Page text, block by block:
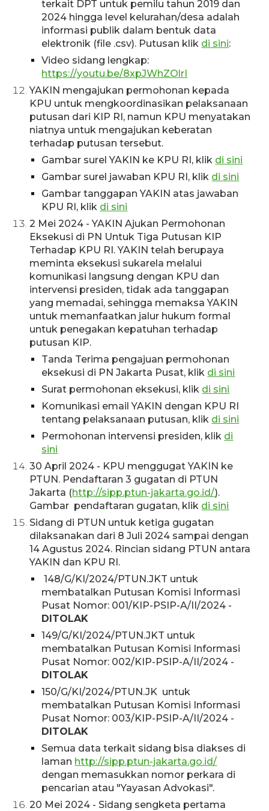
terkait DPT untuk pemilu tahun 2019 dan
2024 hingga level kelurahan/desa adalah
informasi publik dalam bentuk data
elektronik (file .csv). Putusan klik di sini:
Video sidang lengkap:
https://youtu.be/8xpJWhZOlrI
YAKIN mengajukan permohonan kepada
KPU untuk mengkoordinasikan pelaksanaan
putusan dari KIP RI, namun KPU menyatakan
niatnya untuk mengajukan keberatan
terhadap putusan tersebut.
Gambar surel YAKIN ke KPU RI, klik di sini
Gambar surel jawaban KPU RI, klik di sini
Gambar tanggapan YAKIN atas jawaban
KPU RI, klik di sini
2 Mei 2024 - YAKIN Ajukan Permohonan
Eksekusi di PN Untuk Tiga Putusan KIP
Terhadap KPU RI. YAKIN telah berupaya
meminta eksekusi sukarela melalui
komunikasi langsung dengan KPU dan
intervensi presiden, tidak ada tanggapan
yang memadai, sehingga memaksa YAKIN
untuk memanfaatkan jalur hukum formal
untuk penegakan kepatuhan terhadap
putusan KIP.
Tanda Terima pengajuan permohonan
eksekusi di PN Jakarta Pusat, klik di sini
Surat permohonan eksekusi, klik di sini
Komunikasi email YAKIN dengan KPU RI
tentang pelaksanaan putusan, klik di sini
Permohonan intervensi presiden, klik di
sini
30 April 2024 - KPU menggugat YAKIN ke
PTUN. Pendaftaran 3 gugatan di PTUN
Jakarta (http://sipp.ptun-jakarta.go.id/).
Gambar pendaftaran gugatan, klik di sini
Sidang di PTUN untuk ketiga gugatan
dilaksanakan dari 8 Juli 2024 sampai dengan
14 Agustus 2024. Rincian sidang PTUN antara
YAKIN dan KPU RI.
148/G/KI/2024/PTUN.JKT untuk
membatalkan Putusan Komisi Informasi
Pusat Nomor: 001/KIP-PSIP-A/II/2024 -
DITOLAK
149/G/KI/2024/PTUN.JKT untuk
membatalkan Putusan Komisi Informasi
Pusat Nomor: 002/KIP-PSIP-A/II/2024 -
DITOLAK
150/G/KI/2024/PTUN.JK untuk
membatalkan Putusan Komisi Informasi
Pusat Nomor: 003/KIP-PSIP-A/II/2024 -
DITOLAK
Semua data terkait sidang bisa diakses di
laman http://sipp.ptun-jakarta.go.id/
dengan memasukkan nomor perkara di
pencarian atau "Yayasan Advokasi".
20 Mei 2024 - Sidang sengketa pertama